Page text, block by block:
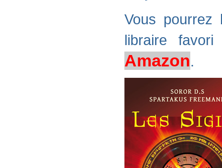
Vous pourrez
libraire
Amazon.